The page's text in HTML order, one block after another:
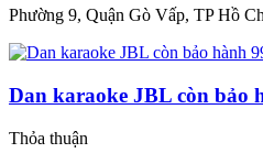
Phường 9, Quận Gò Vấp, TP Hồ
Dan karaoke JBL còn bảo
Thỏa thuận